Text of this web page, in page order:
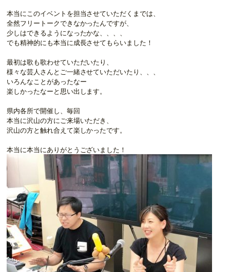
本当にこのイベントを担当させていただくまでは、
全然フリートークできなかったんですが、
少しはできるようになったかな、、、、
でも精神的にも本当に成長させてもらいました！
最初は歌も歌わせていただいたり、
様々な芸人さんとご一緒させていただいたり、、、
いろんなことがあったなー
楽しかったなーと思い出します。
県内各所で開催し、毎回
本当に沢山の方にご来場いただき、
沢山の方と触れ合えて楽しかったです。
本当に本当にありがとうございました！